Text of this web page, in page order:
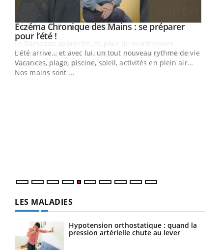
Youtube
Eczéma Chronique des Mains : se préparer
pour l’été !Youtube
L'été arrive… et avec lui, un tout nouveau rythme de vie !
Vacances, plage, piscine, soleil, activités en plein air…
Nos mains sont ...
Youtube
Diabète & Ramadan 2026Youtube
Le Ramadan approche, et, pour de nombreuses
personnes atteintes de diabète, c'est une période de
questions, de défis, mais ...
LES MALADIES
Hypotension orthostatique : quand la
pression artérielle chute au lever